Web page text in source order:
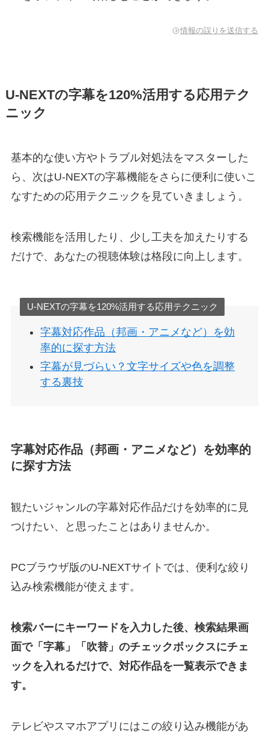
情報の誤りを送信する
U-NEXTの字幕を120%活用する応用テク
ニック
基本的な使い方やトラブル対処法をマスターした
ら、次はU-NEXTの字幕機能をさらに便利に使いこ
なすための応用テクニックを見ていきましょう。
検索機能を活用したり、少し工夫を加えたりする
だけで、あなたの視聴体験は格段に向上します。
U-NEXTの字幕を120%活用する応用テクニック
字幕対応作品（邦画・アニメなど）を効
率的に探す方法
字幕が見づらい？文字サイズや色を調整
する裏技
字幕対応作品（邦画・アニメなど）を効率的
に探す方法
観たいジャンルの字幕対応作品だけを効率的に見
つけたい、と思ったことはありませんか。
PCブラウザ版のU-NEXTサイトでは、便利な絞り
込み検索機能が使えます。
検索バーにキーワードを入力した後、検索結果画
面で「字幕」「吹替」のチェックボックスにチェ
ックを入れるだけで、対応作品を一覧表示できま
す。
テレビやスマホアプリにはこの絞り込み機能があ